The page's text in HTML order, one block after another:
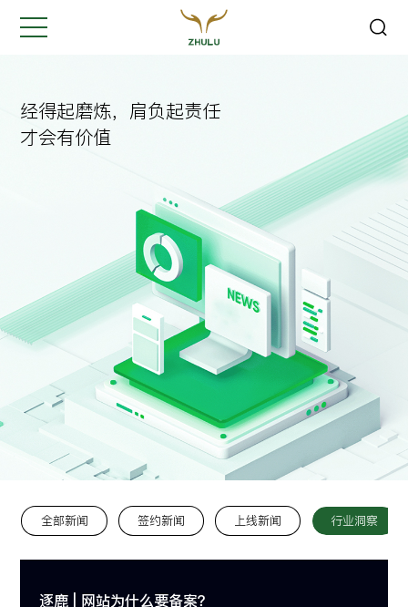
经得起磨炼，肩负起责任
才会有价值
全部新闻 签约新闻 上线新闻 行业洞察
逐鹿 | 网站为什么要备案？
是我们最重要的工作之一...
联系方式: *
您的需求:
提交